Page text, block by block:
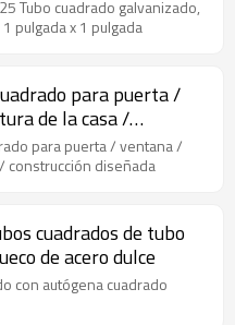
Tubo cuadrado galvanizado,
pulgada x 1 pulgada
para puerta /
de la casa /
para puerta / ventana /
construcción diseñada
cuadrados de tubo
de acero dulce
con autógena cuadrado